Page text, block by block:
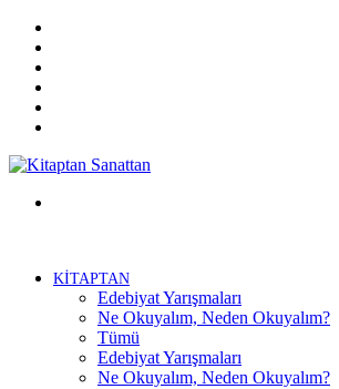
KİTAPTAN
Edebiyat Yarışmaları
Ne Okuyalım, Neden Okuyalım?
Tümü
Edebiyat Yarışmaları
Ne Okuyalım, Neden Okuyalım?